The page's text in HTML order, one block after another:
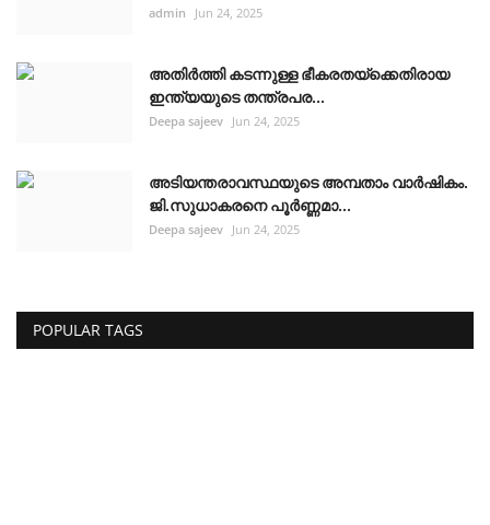
admin Jun 24, 2025
അതിർത്തി കടന്നുള്ള ഭീകരതയ്ക്കെതിരായ
ഇന്ത്യയുടെ തന്ത്രപര...
Deepa sajeev Jun 24, 2025
അടിയന്തരാവസ്ഥയുടെ അമ്പതാം വാർഷികം.
ജി.സുധാകരനെ പൂർണ്ണമാ...
Deepa sajeev Jun 24, 2025
POPULAR TAGS